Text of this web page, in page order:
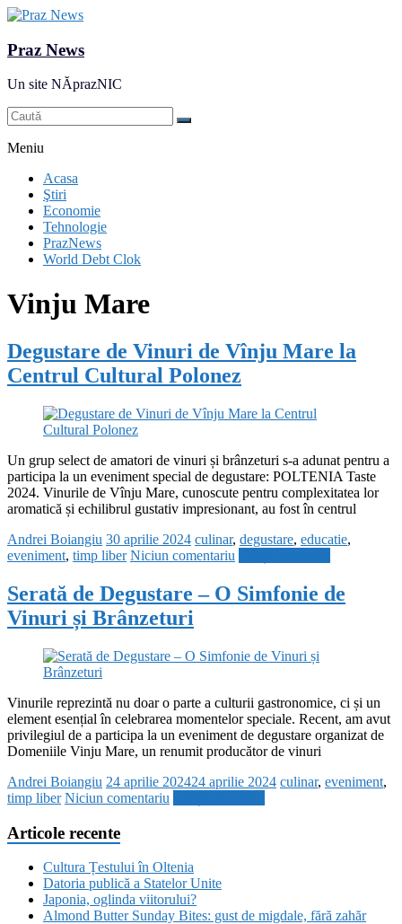
Praz News
Un site NĂprazNIC
Meniu
Acasa
Ştiri
Economie
Tehnologie
PrazNews
World Debt Clok
Vinju Mare
Degustare de Vinuri de Vînju Mare la
Centrul Cultural Polonez
Un grup select de amatori de vinuri și brânzeturi s-a adunat pentru a
participa la un eveniment special de degustare: POLTENIA Taste
2024. Vinurile de Vînju Mare, cunoscute pentru complexitatea lor
aromatică și echilibrul gustativ impresionant, au fost în centrul
Andrei Boiangiu 30 aprilie 2024 culinar, degustare, educatie,
eveniment, timp liber Niciun comentariu
Serată de Degustare – O Simfonie de
Vinuri și Brânzeturi
Vinurile reprezintă nu doar o parte a culturii gastronomice, ci și un
element esențial în celebrarea momentelor speciale. Recent, am avut
privilegiul de a participa la un eveniment de degustare organizat de
Domeniile Vinju Mare, un renumit producător de vinuri
Andrei Boiangiu 24 aprilie 202424 aprilie 2024 culinar, eveniment,
timp liber Niciun comentariu
Articole recente
Cultura Țestului în Oltenia
Datoria publică a Statelor Unite
Japonia, oglinda viitorului?
Almond Butter Sunday Bites: gust de migdale, fără zahăr